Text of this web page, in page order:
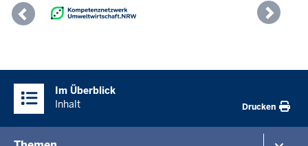
Previous
Inhalte
Im Überblick
Inhalt
Drucken